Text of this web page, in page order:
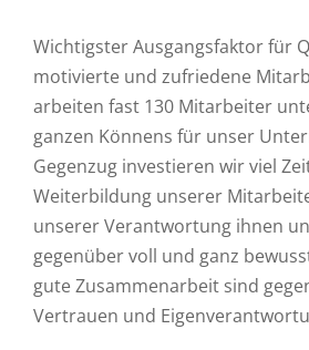
Wichtigster Ausgangsfaktor für
motivierte und zufriedene
arbeiten fast 130 Mitarbeiter
ganzen Könnens für unser
Gegenzug investieren wir viel
Weiterbildung unserer
unserer Verantwortung ihnen
gegenüber voll und ganz
gute Zusammenarbeit sind
Vertrauen und